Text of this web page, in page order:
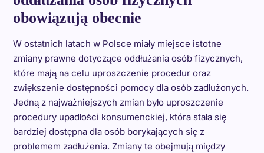
obowiązują obecnie
W ostatnich latach w Polsce miały miejsce istotne
zmiany prawne dotyczące oddłużania osób fizycznych,
które mają na celu uproszczenie procedur oraz
zwiększenie dostępności pomocy dla osób zadłużonych.
Jedną z najważniejszych zmian było uproszczenie
procedury upadłości konsumenckiej, która stała się
bardziej dostępna dla osób borykających się z
problemem zadłużenia. Zmiany te obejmują między